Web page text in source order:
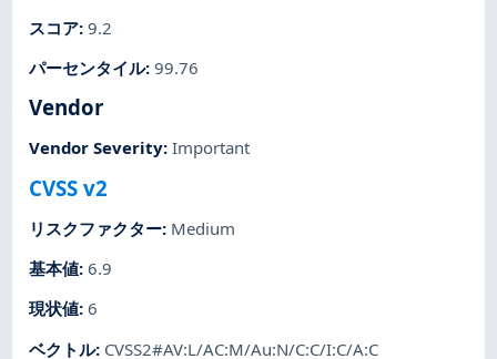
スコア:9.2
パーセンタイル:99.76
Vendor
Vendor Severity:Important
CVSS v2
リスクファクター: Medium
基本値:6.9
現状値:6
ベクトル: CVSS2#AV:L/AC:M/Au:N/C:C/I:C/A:C